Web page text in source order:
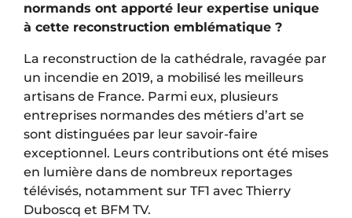
normands ont apporté leur expertise unique
à cette reconstruction emblématique ?
La reconstruction de la cathédrale, ravagée par
un incendie en 2019, a mobilisé les meilleurs
artisans de France. Parmi eux, plusieurs
entreprises normandes des métiers d’art se
sont distinguées par leur savoir-faire
exceptionnel. Leurs contributions ont été mises
en lumière dans de nombreux reportages
télévisés, notamment sur TF1 avec Thierry
Duboscq et BFM TV.